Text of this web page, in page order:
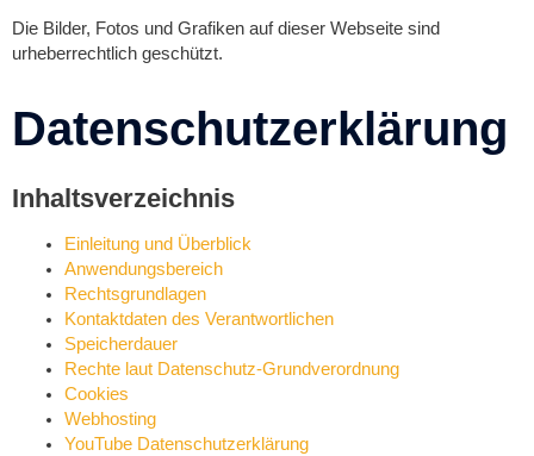
Die Bilder, Fotos und Grafiken auf dieser Webseite sind
urheberrechtlich geschützt.
Datenschutzerklärung
Inhaltsverzeichnis
Einleitung und Überblick
Anwendungsbereich
Rechtsgrundlagen
Kontaktdaten des Verantwortlichen
Speicherdauer
Rechte laut Datenschutz-Grundverordnung
Cookies
Webhosting
YouTube Datenschutzerklärung